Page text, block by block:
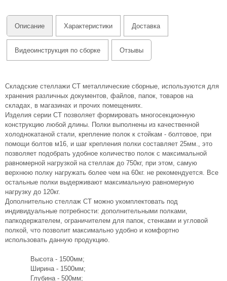
Описание Характеристики Доставка
Видеоинструкция по сборке Отзывы
Складские стеллажи СТ металлические сборные, используются для
хранения различных документов, файлов, папок, товаров на
складах, в магазинах и прочих помещениях.
Изделия серии СТ позволяет формировать многосекционную
конструкцию любой длины. Полки выполнены из качественной
холоднокатаной стали, крепление полок к стойкам - болтовое, при
помощи болтов м16, и шаг крепления полки составляет 25мм., это
позволяет подобрать удобное количество полок с максимальной
равномерной нагрузкой на стеллаж до 750кг, при этом, самую
верхнюю полку нагружать более чем на 60кг. не рекомендуется. Все
остальные полки выдерживают максимальную равномерную
нагрузку до 120кг.
Дополнительно стеллаж СТ можно укомплектовать под
индивидуальные потребности: дополнительными полками,
папкодержателем, ограничителем для папок, стенками и угловой
полкой, что позволит максимально удобно и комфортно
использовать данную продукцию.
Высота - 1500мм;
Ширина - 1500мм;
Глубина - 500мм;